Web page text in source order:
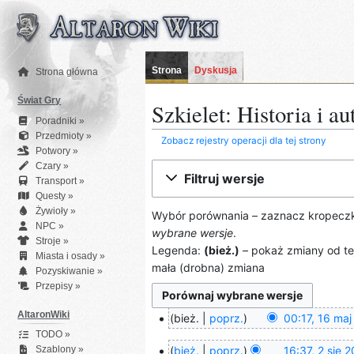
Przejdź
do
zawartości
Strona Dyskusja
Strona główna
Świat Gry
Poradniki »
Przedmioty »
Potwory »
Czary »
Transport »
Questy »
Żywioły »
NPC »
Stroje »
Miasta i osady »
Pozyskiwanie »
Przepisy »
AltaronWiki
TODO »
Szablony »
Szkielet: Historia i
Zobacz rejestry operacji dla tej strony
Filtruj wersje
Wybór porównania – zaznacz
wybrane wersje.
Legenda: (bież.) – pokaż zmiany od
mała (drobna) zmiana
16
maj
bież. poprz.
00:17, 16
bież. poprz. 16:37, 2 sie